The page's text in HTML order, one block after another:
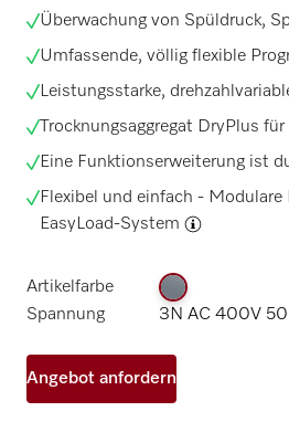
Überwachung von Spüldruck,
Umfassende, völlig flexible
Leistungsstarke,
Trocknungsaggregat DryPlus für
Eine Funktionserweiterung ist
Flexibel und einfach - Modulare
EasyLoad-System
Artikelfarbe
Spannung
3N AC 400V
Angebot anfordern